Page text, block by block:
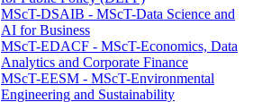
MScT-DSAIB - MScT-Data Science and
AI for Business
MScT-EDACF - MScT-Economics, Data
Analytics and Corporate Finance
MScT-EESM - MScT-Environmental
Engineering and Sustainability